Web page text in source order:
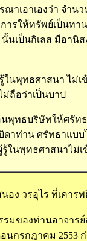
าเอาเองว่า จำ
การให้ทรัพย์เป็นท
นเป็นกิเลส มีอา
นพุทธศาสนา ไม่
ม่ถือว่าเป็นบาป
ทธบริษัทให้ศรัทธ
าท่าน ศรัทธาแบบ
ในพุทธศาสนาไม่
อง วรอุไร ที่เคารพ
มของท่านอาจาร
นกรกฎาคม 2553